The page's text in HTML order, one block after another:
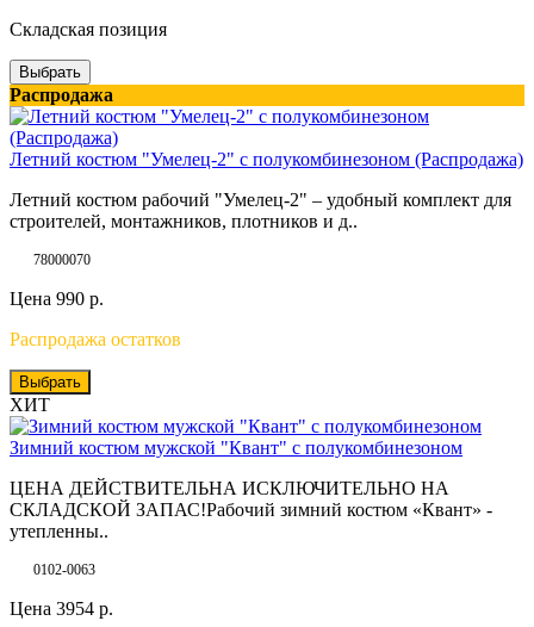
Складская позиция
Выбрать
Распродажа
Летний костюм "Умелец-2" с полукомбинезоном (Распродажа)
Летний костюм рабочий "Умелец-2" – удобный комплект для
строителей, монтажников, плотников и д..
78000070
Цена 990 р.
Распродажа остатков
Выбрать
ХИТ
Зимний костюм мужской "Квант" с полукомбинезоном
ЦЕНА ДЕЙСТВИТЕЛЬНА ИСКЛЮЧИТЕЛЬНО НА
СКЛАДСКОЙ ЗАПАС!Рабочий зимний костюм «Квант» -
утепленны..
0102-0063
Цена 3954 р.